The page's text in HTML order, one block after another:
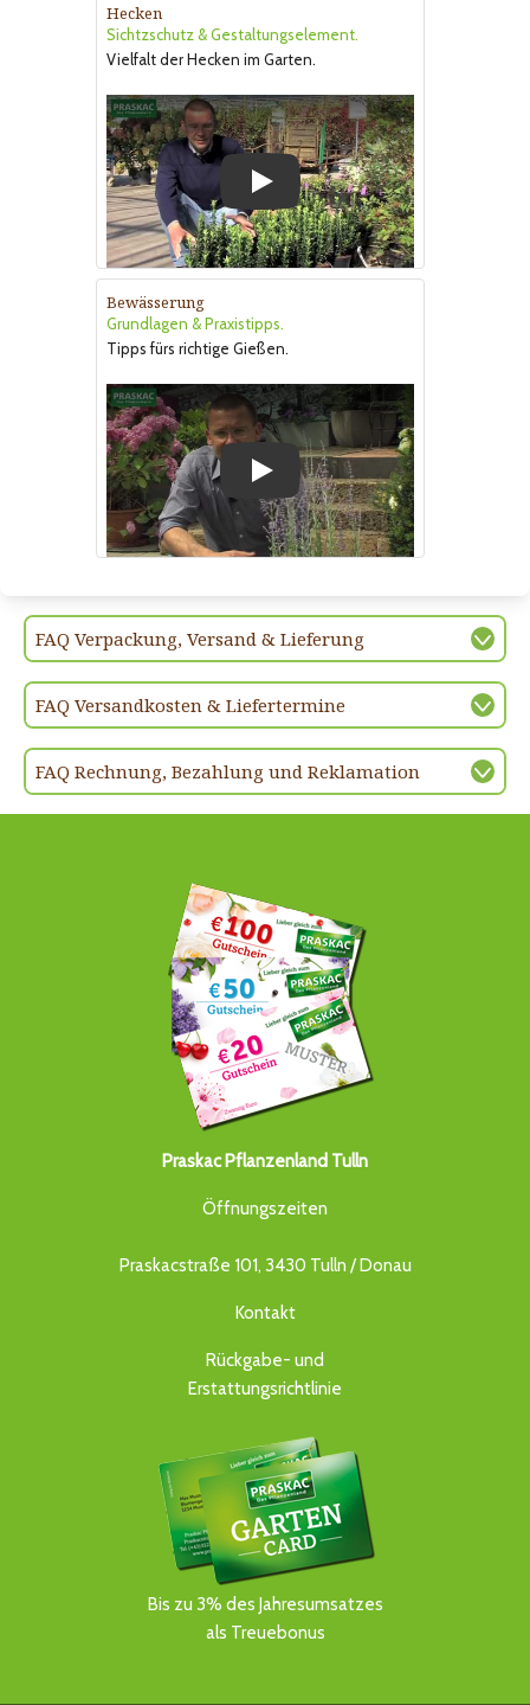
Hecken
Sichtzschutz & Gestaltungselement.
Vielfalt der Hecken im Garten.
Play
Bewässerung
Grundlagen & Praxistipps.
Tipps fürs richtige Gießen.
Play
FAQ Verpackung, Versand & Lieferung
FAQ Versandkosten & Liefertermine
FAQ Rechnung, Bezahlung und Reklamation
Praskac Pflanzenland Tulln
Öffnungszeiten
Praskacstraße 101, 3430 Tulln / Donau
Kontakt
Rückgabe- und
Erstattungsrichtlinie
Bis zu 3% des Jahresumsatzes
als Treuebonus